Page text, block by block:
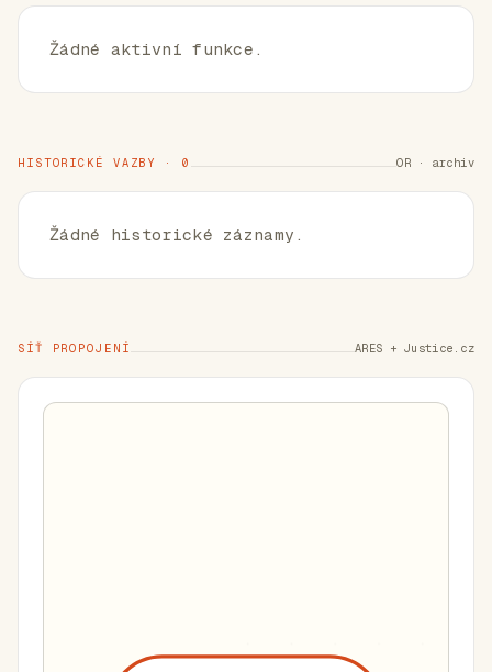
Žádné aktivní funkce.
HISTORICKÉ VAZBY · 0 OR · archiv
Žádné historické záznamy.
SÍŤ PROPOJENÍ ARES + Justice.cz